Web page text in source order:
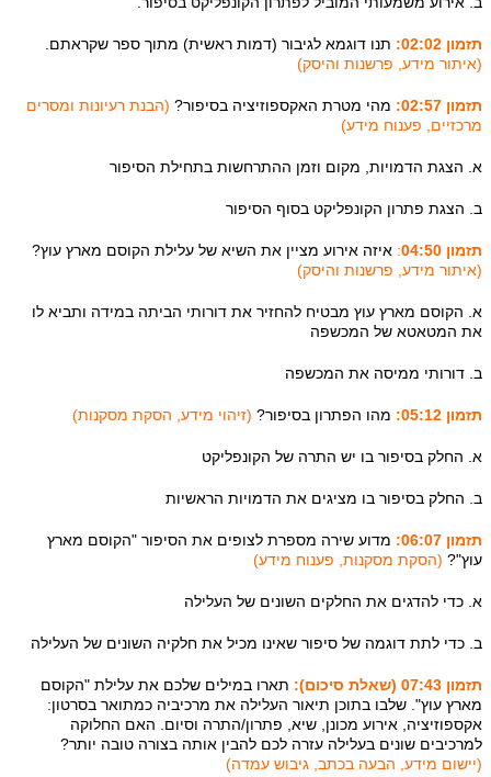
תזמון 02:02:
תנו דוגמא לגיבור (דמות ראשית) מתוך ספר שקראתם.
(איתור מידע, פרשנות והיסק)
תזמון 02:57: מהי מטרת האקספוזיציה בסיפור? (הבנת רעיונות ומסרים
מרכזיים, פענוח מידע)
א. הצגת הדמויות, מקום וזמן ההתרחשות בתחילת הסיפור
ב. הצגת פתרון הקונפליקט בסוף הסיפור
תזמון 04:50 : איזה אירוע מציין את השיא של עלילת הקוסם מארץ עוץ?
(איתור מידע, פרשנות והיסק)
א. הקוסם מארץ עוץ מבטיח להחזיר את דורותי הביתה במידה ותביא לו
את המטאטא של המכשפה
ב. דורותי ממיסה את המכשפה
תזמון 05:12: מהו הפתרון בסיפור? (זיהוי מידע, הסקת מסקנות)
א. החלק בסיפור בו יש התרה של הקונפליקט
ב. החלק בסיפור בו מציגים את הדמויות הראשיות
תזמון 06:07:
מדוע שירה מספרת לצופים את הסיפור "הקוסם מארץ
עוץ"? (הסקת מסקנות, פענוח מידע)
א. כדי להדגים את החלקים השונים של העלילה
ב. כדי לתת דוגמה של סיפור שאינו מכיל את חלקיה השונים של העלילה
תזמון 07:43 (שאלת סיכום):
תארו במילים שלכם את עלילת "הקוסם
מארץ עוץ". שלבו בתוכן תיאור העלילה את מרכיביה כמתואר בסרטון:
אקספוזיציה, אירוע מכונן, שיא, פתרון/התרה וסיום. האם החלוקה
למרכיבים שונים בעלילה עזרה לכם להבין אותה בצורה טובה יותר?
(יישום מידע, הבעה בכתב, גיבוש עמדה)